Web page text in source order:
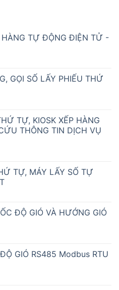
HÀNG TỰ ĐỘNG ĐIỆN TỬ -
GỌI SỐ LẤY PHIẾU THỨ
TỰ, KIOSK XẾP HÀNG
THÔNG TIN DỊCH VỤ
TỰ, MÁY LẤY SỐ TỰ
ĐỘ GIÓ VÀ HƯỚNG GIÓ
GIÓ RS485 Modbus RTU